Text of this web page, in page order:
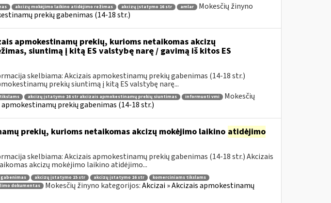
akcizų mokėjimo laikino atidėjimo režimas akcizų įstatymo 16 str amlar
Mokesčių žinyno
prekių gabenimas (14-18 str.)
apmokestinamų prekių, kurioms netaikomas akcizų
siuntimą į kitą ES valstybę narę / gavimą iš kitos ES
skelbiama: Akcizais apmokestinamų prekių gabenimas (14-18 str.)
prekių siuntimą į kitą ES valstybę narę...
akcizų įstatymo 16 str akcizais apmokestinamų prekių siuntimas informuoti vmi
Mokesčių
apmokestinamų prekių gabenimas (14-18 str.)
prekių, kurioms netaikomas akcizų mokėjimo laikino atidėjimo
skelbiama: Akcizais apmokestinamų prekių gabenimas (14-18 str.) Akcizais
akcizų mokėjimo laikino atidėjimo...
akcizų įstatymo 15 str akcizų įstatymo 16 str
komerciniams tikslams
dokumentas
Mokesčių žinyno kategorijos:Akcizai » Akcizais apmokestinamų